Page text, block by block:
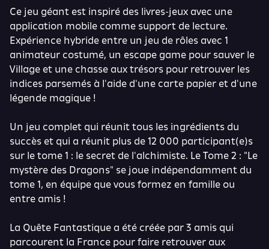
Ce jeu géant est inspiré des livres-jeux avec une
application mobile comme support de lecture.
Expérience hybride entre un jeu de rôles avec 1
animateur costumé, un escape game pour sauver le
Village et une chasse aux trésors pour retrouver les
indices parsemés à l'aide d'une carte papier et d'une
légende magique !
Un jeu complet qui réunit tous les ingrédients du
succès et qui a réunit plus de 12 000 participant(e)s
sur le tome 1 : le secret de l'alchimiste. Le Tome 2 : "Le
mystère des Dragons" se joue indépendamment du
tome 1, en équipe que vous formez en famille ou
entre amis !
La Quête Fantastique a été créée par 3 amis qui
parcourent la France pour faire retrouver aux